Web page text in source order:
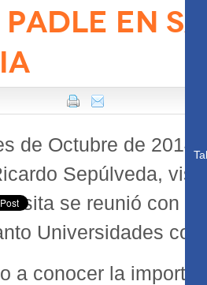
EN
de Octubre de
Sepúlveda,
visita se reunió con
Universidades
a conocer la